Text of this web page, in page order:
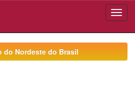
do Nordeste do Brasil